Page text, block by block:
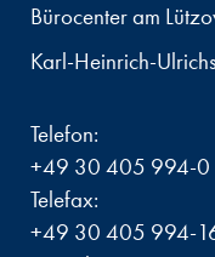
Bürocenter am
Karl-Heinrich-
Telefon:
+49 30 405 994-0
Telefax:
+49 30 405 994-